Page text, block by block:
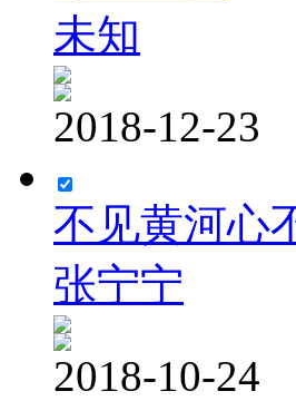
未知
2018-12-23
不见黄河心
张宁宁
2018-10-24